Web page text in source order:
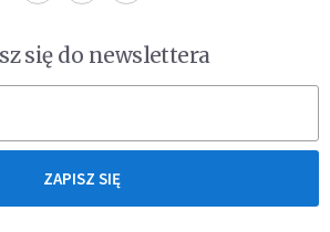
się do newslettera
ZAPISZ SIĘ